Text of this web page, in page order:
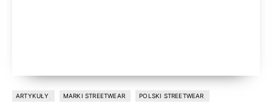
ARTYKUŁY MARKI STREETWEAR POLSKI STREETWEAR